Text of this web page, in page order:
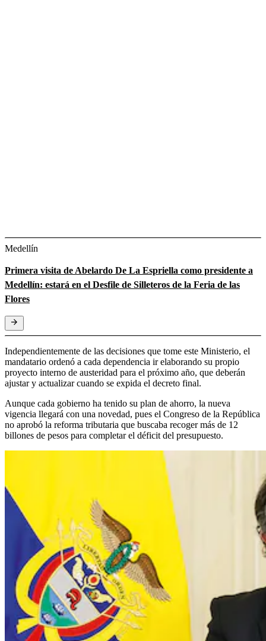
Medellín
Primera visita de Abelardo De La Espriella como presidente a
Medellín: estará en el Desfile de Silleteros de la Feria de las
Flores
Independientemente de las decisiones que tome este Ministerio, el
mandatario ordenó a cada dependencia ir elaborando su propio
proyecto interno de austeridad para el próximo año, que deberán
ajustar y actualizar cuando se expida el decreto final.
Aunque cada gobierno ha tenido su plan de ahorro, la nueva
vigencia llegará con una novedad, pues el Congreso de la República
no aprobó la reforma tributaria que buscaba recoger más de 12
billones de pesos para completar el déficit del presupuesto.